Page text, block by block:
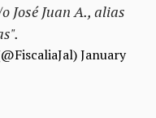
José Juan A., alias
January